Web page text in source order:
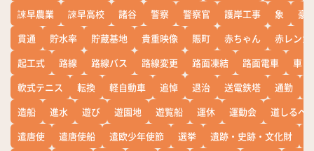
諫早農業
諫早高校 諸谷 警察 警察官 護岸工事 象
豪
貫通
貯水率 貯蔵基地 貴重映像 賑町 赤ちゃん
赤レンガ
起工式
路線 路線バス 路線変更 路面凍結 路面電車
車
軟式テニス
転換 軽自動車 追悼 退治 送電鉄塔 通勤
造船
進水 遊び 遊園地 遊覧船 運休 運動会
道しるべ
遣唐使
遣唐使船 遣欧少年使節 選挙 遺跡・史跡・文化財